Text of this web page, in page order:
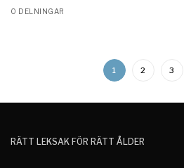
0 DELNINGAR
1 2 3
RÄTT LEKSAK FÖR RÄTT ÅLDER